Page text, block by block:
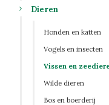
Dieren
Honden en katten
Vogels en insecten
Vissen en
Wilde dieren
Bos en boerderij